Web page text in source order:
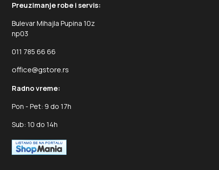
Preuzimanje robe i servis:
Bulevar Mihajla Pupina 10z
np03
011 785 66 66
office@gstore.rs
Radno vreme:
Pon - Pet: 9 do 17h
Sub: 10 do 14h